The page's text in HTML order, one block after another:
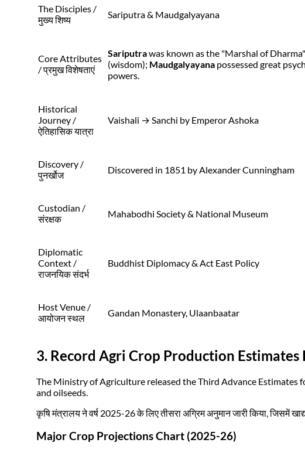
The Disciples /
मुख्य शिष्य
Sariputra & Maudgalyayana
Core Attributes
/ प्रमुख विशेषताएं
Sariputrawas known as the "Marshal of Dharma"
(wisdom); Maudgalyayana possessed great
powers.
Historical
Journey /
ऐतिहासिक यात्रा
Vaishali → Sanchi by Emperor Ashoka
Discovery /
पुनर्खोज
Discovered in 1851 by Alexander Cunningham
Custodian /
संरक्षक
Mahabodhi Society & National Museum
Diplomatic
Context /
राजनयिक संदर्भ
Buddhist Diplomacy & Act East Policy
Host Venue /
आयोजन स्थल
Gandan Monastery, Ulaanbaatar
3. Record Agri Crop Production Estimates
The Ministry of Agriculture released the Third Advance
and oilseeds.
कृषि मंत्रालय ने वर्ष 2025-26 के लिए तीसरा अग्रिम अनुमान जारी किया, जिसमें
Major Crop Projections Chart (2025-26)